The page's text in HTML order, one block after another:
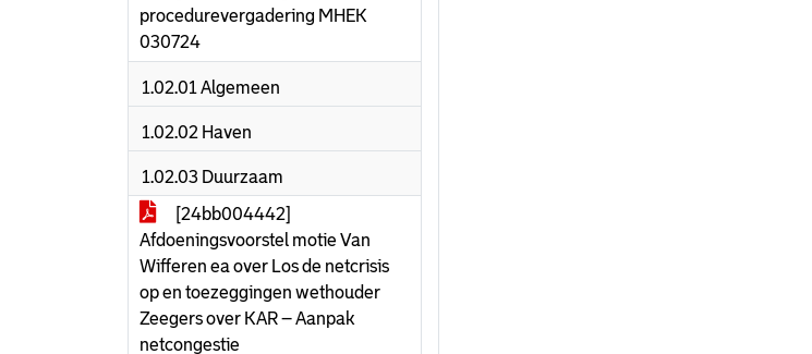
procedurevergadering MHEK
030724
1.02.01 Algemeen
1.02.02 Haven
1.02.03 Duurzaam
[24bb004442]
Afdoeningsvoorstel motie Van
Wifferen ea over Los de netcrisis
op en toezeggingen wethouder
Zeegers over KAR – Aanpak
netcongestie